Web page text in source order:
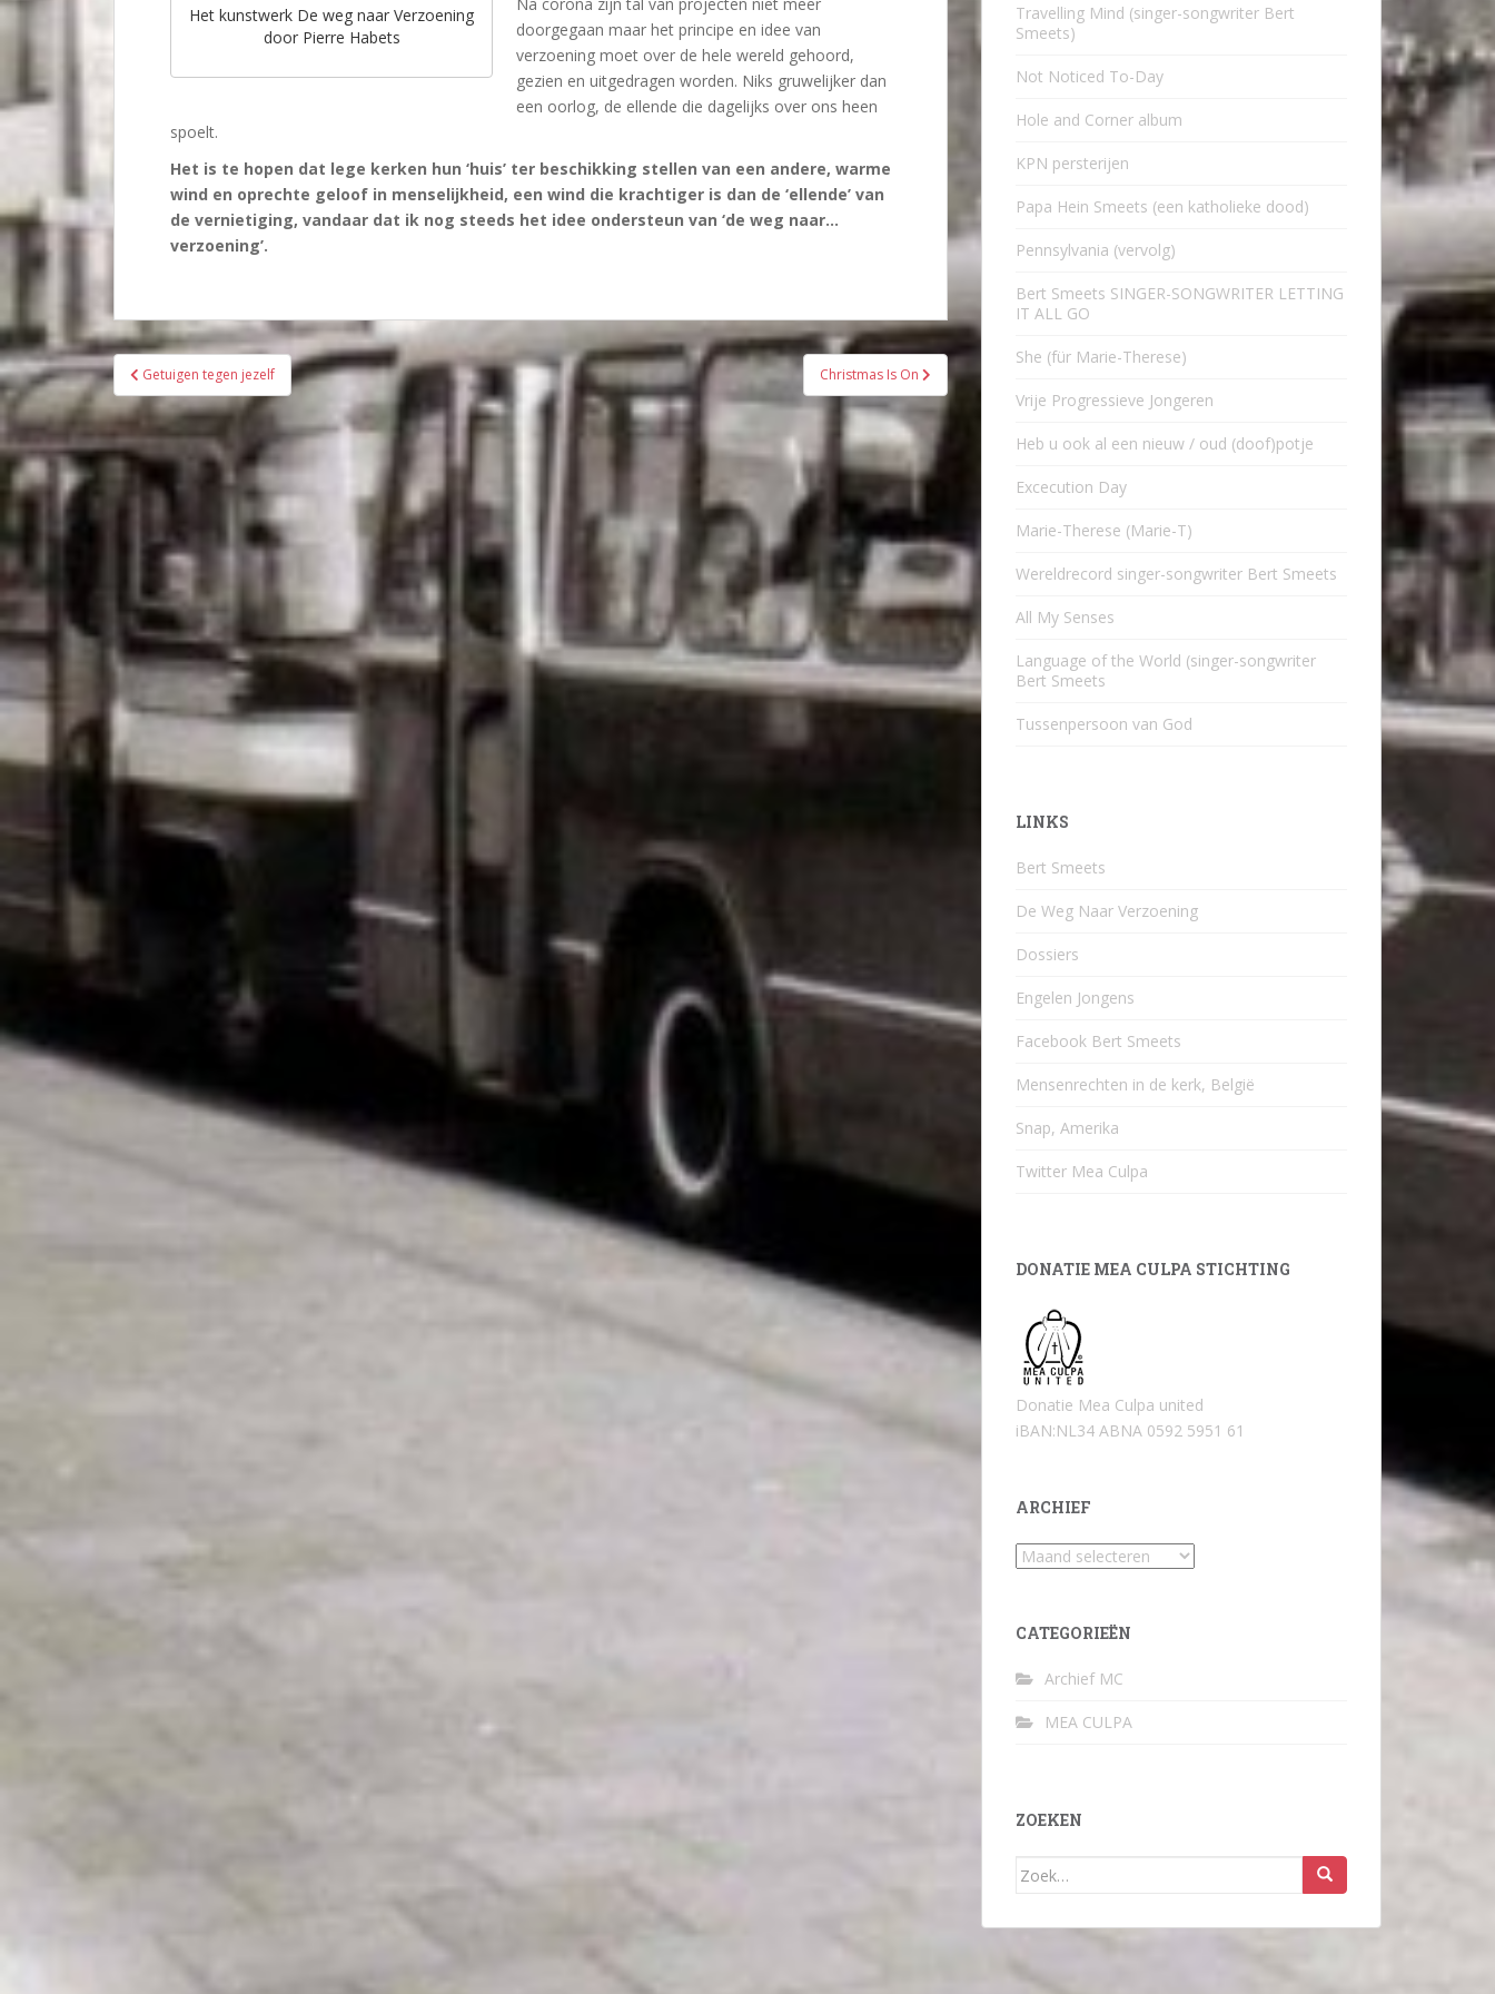
Het kunstwerk De weg naar Verzoening
door Pierre Habets
doorgegaan maar het principe en idee van
verzoening moet over de hele wereld gehoord,
gezien en uitgedragen worden. Niks gruwelijker dan
een oorlog, de ellende die dagelijks over ons heen
spoelt.
Het is te hopen dat lege kerken hun ‘huis’ ter beschikking stellen van een andere, warme
wind en oprechte geloof in menselijkheid, een wind die krachtiger is dan de ‘ellende’ van
de vernietiging, vandaar dat ik nog steeds het idee ondersteun van ‘de weg naar…
verzoening’.
Bericht
navigatie
Getuigen tegen jezelf Christmas Is On
Travelling Mind (singer-songwriter Bert
Smeets)
Not Noticed To-Day
Hole and Corner album
KPN persterijen
Papa Hein Smeets (een katholieke dood)
Pennsylvania (vervolg)
Bert Smeets SINGER-SONGWRITER LETTING
IT ALL GO
She (für Marie-Therese)
Vrije Progressieve Jongeren
Heb u ook al een nieuw / oud (doof)potje
Excecution Day
Marie-Therese (Marie-T)
Wereldrecord singer-songwriter Bert Smeets
All My Senses
Language of the World (singer-songwriter
Bert Smeets
Tussenpersoon van God
LINKS
Bert Smeets
De Weg Naar Verzoening
Dossiers
Engelen Jongens
Facebook Bert Smeets
Mensenrechten in de kerk, België
Snap, Amerika
Twitter Mea Culpa
DONATIE MEA CULPA STICHTING
Donatie Mea Culpa united
iBAN:NL34 ABNA 0592 5951 61
ARCHIEF
Archief
CATEGORIEËN
Archief MC
MEA CULPA
ZOEKEN
Zoek